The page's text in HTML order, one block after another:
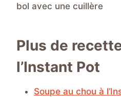
Plus de
l’Instant Pot
Soupe au chou à